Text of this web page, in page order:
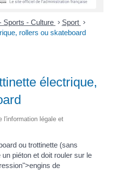
Sports - Culture > Sport >
rollers ou skateboard
électrique,
l'information légale et
ou trottinette (sans
piéton et doit rouler sur le
de